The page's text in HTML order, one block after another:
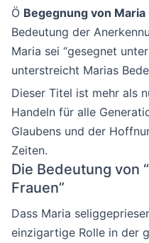
Ö Begegnung von Maria
Bedeutung der
Maria sei “gesegnet
unterstreicht Marias
Dieser Titel ist mehr als
Handeln für alle
Glaubens und der
Zeiten.
Die Bedeutung von
Frauen”
Dass Maria
einzigartige Rolle in der